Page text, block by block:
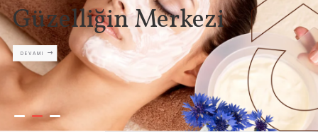
Güzelliğin Merkezi
DEVAMI